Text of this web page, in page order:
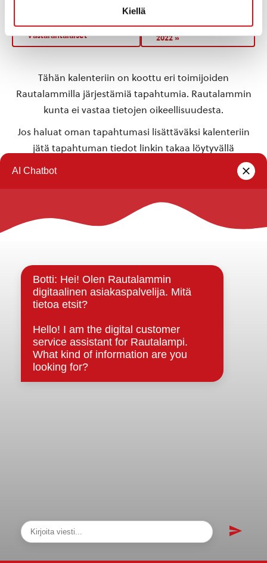
Kiellä
«Kyläteatteri:
Vastarantalaiset
Suuri Maalauspäivä
2022»
Tähän kalenteriin on koottu eri toimijoiden
Rautalammilla järjestämiä tapahtumia. Rautalammin
kunta ei vastaa tietojen oikeellisuudesta.
Jos haluat oman tapahtumasi lisättäväksi kalenteriin
jätä tapahtuman tiedot linkin takaa löytyvällä
Rautalammin kunta
Strategiat, ohjelmat, ohjeet, suunnitelmat, säännöt ja
sopimukset
Asiakirjajulkisuuskuvaus
Evästeet
Saavutettavuusseloste
Tietosuoja
Tietosuojaselosteet